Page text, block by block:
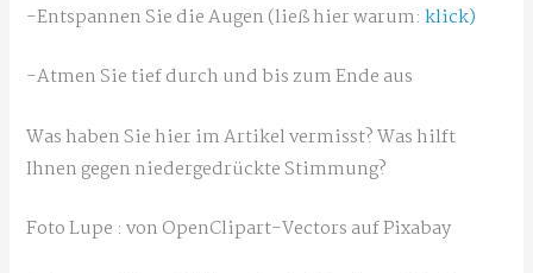
-Entspannen Sie die Augen (ließ hier warum: klick)
-Atmen Sie tief durch und bis zum Ende aus
Was haben Sie hier im Artikel vermisst? Was hilft
Ihnen gegen niedergedrückte Stimmung?
Foto Lupe : von OpenClipart-Vectors auf Pixabay